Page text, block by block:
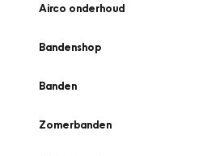
Airco onderhoud
Bandenshop
Banden
Zomerbanden